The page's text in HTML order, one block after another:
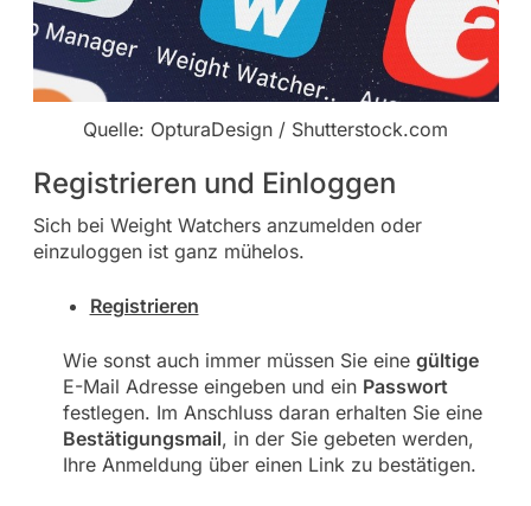
Quelle: OpturaDesign / Shutterstock.com
Registrieren und Einloggen
Sich bei Weight Watchers anzumelden oder
einzuloggen ist ganz mühelos.
Registrieren
Wie sonst auch immer müssen Sie eine gültige
E-Mail Adresse eingeben und ein Passwort
festlegen. Im Anschluss daran erhalten Sie eine
Bestätigungsmail, in der Sie gebeten werden,
Ihre Anmeldung über einen Link zu bestätigen.